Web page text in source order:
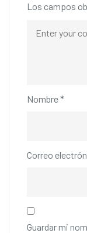
Los campos
Nombre*
Correo
Guardar mi